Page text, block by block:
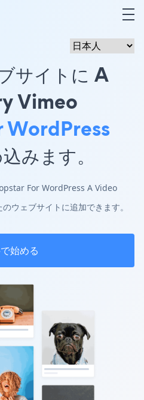
サイトに A
Vimeo
WordPress
みます。
For WordPress A Video
ウェブサイトに追加できます。
始める